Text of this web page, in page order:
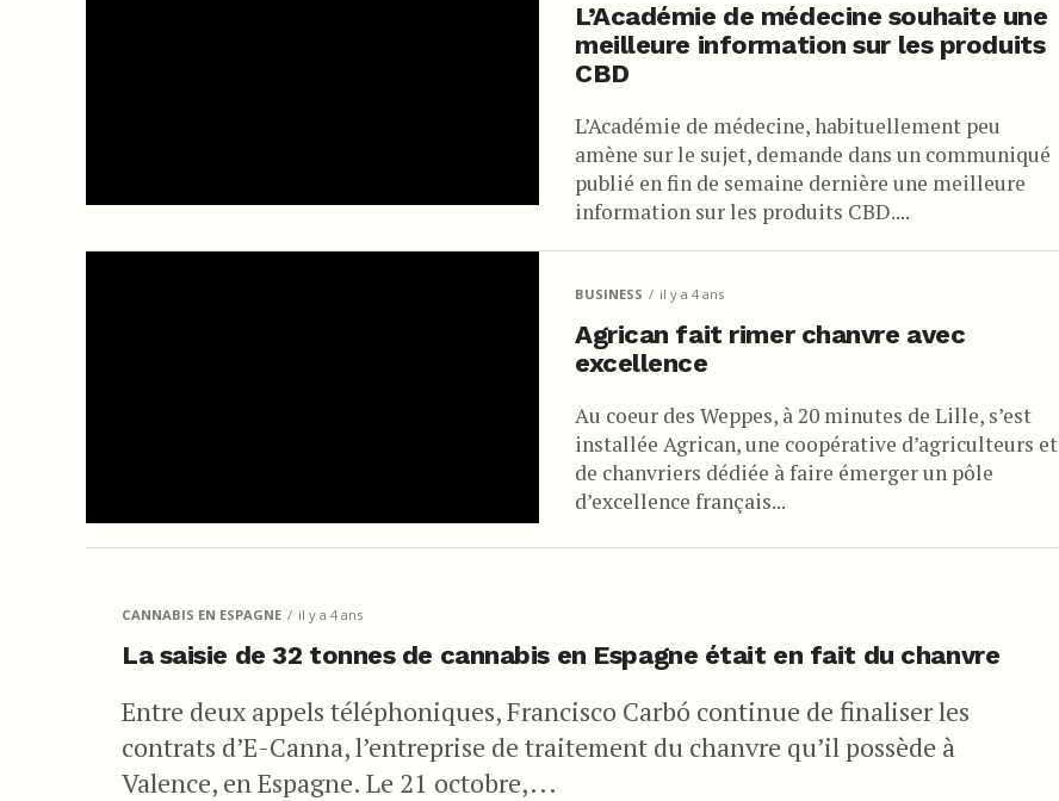
L’Académie de médecine souhaite une
meilleure information sur les produits
CBD
L’Académie de médecine, habituellement peu
amène sur le sujet, demande dans un communiqué
publié en fin de semaine dernière une meilleure
information sur les produits CBD....
BUSINESS il y a 4 ans
Agrican fait rimer chanvre avec
excellence
Au coeur des Weppes, à 20 minutes de Lille, s’est
installée Agrican, une coopérative d’agriculteurs et
de chanvriers dédiée à faire émerger un pôle
d’excellence français...
CANNABIS EN ESPAGNE il y a 4 ans
La saisie de 32 tonnes de cannabis en Espagne était en fait du chanvre
Entre deux appels téléphoniques, Francisco Carbó continue de finaliser les
contrats d’E-Canna, l’entreprise de traitement du chanvre qu’il possède à
Valence, en Espagne. Le 21 octobre,...